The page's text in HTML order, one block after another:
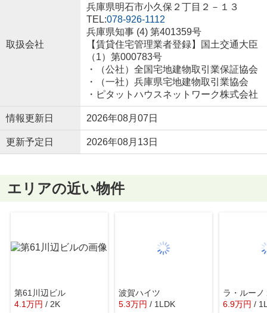
取扱会社
兵庫県明石市小久保２丁目２－１３
TEL:078-926-1112
兵庫県知事 (4) 第401359号
【賃貸住宅管理業者登録】国土交通大臣
（1）第000783号
・（公社）全国宅地建物取引業保証協会
・（一社）兵庫県宅地建物取引業協会
・ピタットハウスネットワーク株式会社
情報更新日 2026年08月07日
更新予定日 2026年08月13日
エリアの近い物件
第61川辺ビル
4.1万円 / 2K
波賀ハイツ
5.3万円 / 1LDK
ラ・ルーノ
6.9万円 /